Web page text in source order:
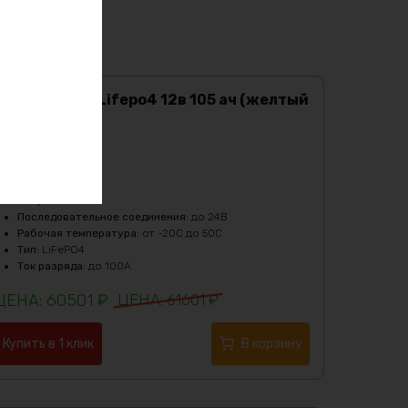
Аккумулятор Lifepo4 12в 105 ач (желтый
Последовательное соединения: до 24В
Рабочая температура: от -20C до 50C
Тип: LiFePO4
Ток разряда: до 100А
61601₽
60501 ₽
Купить в 1 клик В корзину